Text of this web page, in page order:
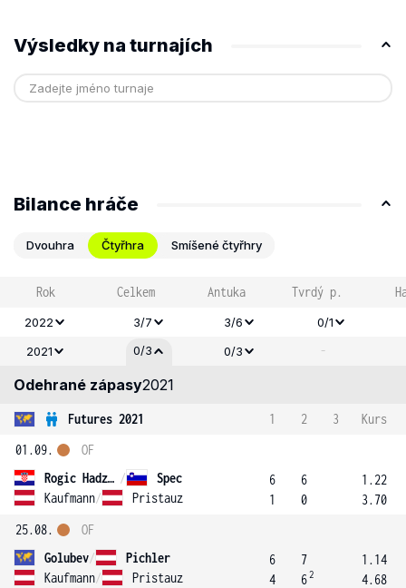
Výsledky na turnajích
Bilance hráče
Dvouhra Čtyřhra Smíšené čtyřhry
Rok Celkem Antuka Tvrdý p.
2022 3/7 3/6
0/1
2021
0/3 0/3 -
Odehrané zápasy2021
Futures 2021 1 2 3
Kurs
01.09.
Rogic Hadzalic /
Spec
Kaufmann/ Pristauz
OF
6
1
6
0
1.22
3.70
25.08.
Golubev/
Pichler
Kaufmann/ Pristauz
OF
6
4
7
62
1.14
4.68